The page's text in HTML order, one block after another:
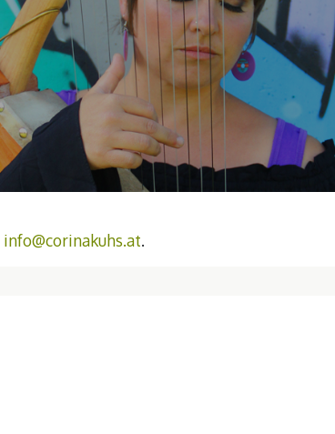
info@corinakuhs.at.